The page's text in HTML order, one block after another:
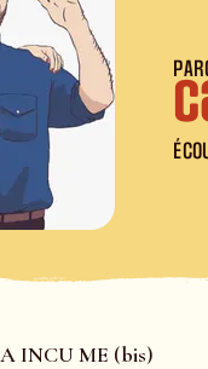
INCU ME (bis)